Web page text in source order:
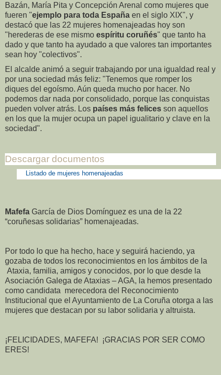
Bazán, María Pita y Concepción Arenal como mujeres que
fueren "ejemplo para toda España en el siglo XIX", y
destacó que las 22 mujeres homenajeadas hoy son
"herederas de ese mismo espíritu coruñés" que tanto ha
dado y que tanto ha ayudado a que valores tan importantes
sean hoy "colectivos".
El alcalde animó a seguir trabajando por una igualdad real y
por una sociedad más feliz: "Tenemos que romper los
diques del egoísmo. Aún queda mucho por hacer. No
podemos dar nada por consolidado, porque las conquistas
pueden volver atrás. Los países más felices son aquellos
en los que la mujer ocupa un papel igualitario y clave en la
sociedad".
Descargar documentos
Listado de mujeres homenajeadas
Mafefa García de Dios Domínguez es una de la 22
“coruñesas solidarias” homenajeadas.
Por todo lo que ha hecho, hace y seguirá haciendo, ya
gozaba de todos los reconocimientos en los ámbitos de la
Ataxia, familia, amigos y conocidos, por lo que desde la
Asociación Galega de Ataxias – AGA, la hemos presentado
como candidata merecedora del Reconocimiento
Institucional que el Ayuntamiento de La Coruña otorga a las
mujeres que destacan por su labor solidaria y altruista.
¡FELICIDADES, MAFEFA! ¡GRACIAS POR SER COMO
ERES!